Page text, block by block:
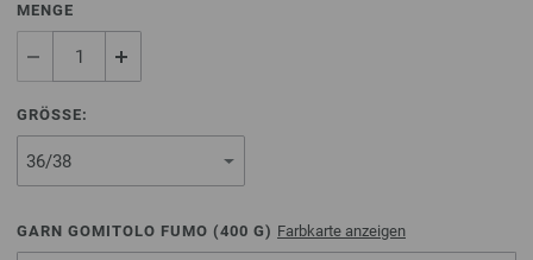
MENGE
GRÖSSE:
GARN GOMITOLO FUMO (400 G) Farbkarte anzeigen